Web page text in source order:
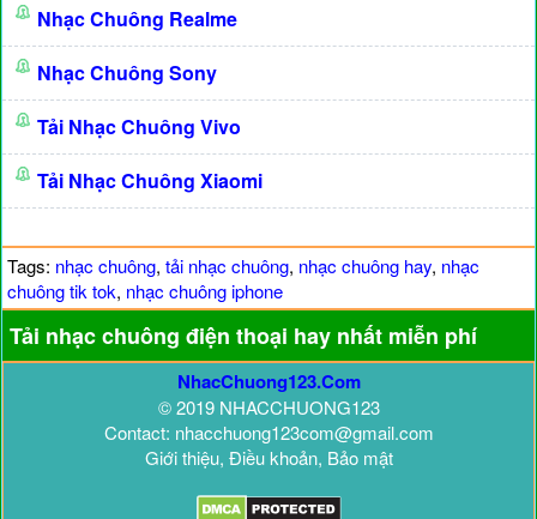
Nhạc Chuông Realme
Nhạc Chuông Sony
Tải Nhạc Chuông Vivo
Tải Nhạc Chuông Xiaomi
Tags: nhạc chuông, tải nhạc chuông, nhạc chuông hay, nhạc
chuông tik tok, nhạc chuông iphone
Tải nhạc chuông điện thoại hay nhất miễn phí
NhacChuong123.Com
© 2019 NHACCHUONG123
Contact: nhacchuong123com@gmail.com
Giới thiệu, Điều khoản, Bảo mật